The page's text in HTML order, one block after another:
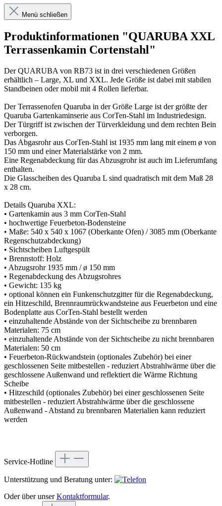
Menü schließen
Produktinformationen "QUARUBA XXL
Terrassenkamin Cortenstahl"
Der QUARUBA von RB73 ist in drei verschiedenen Größen
erhältlich – Large, XL und XXL. Jede Größe ist dabei mit stabilen
Standbeinen oder mobil mit 4 Rollen lieferbar.
Der Terrassenofen Quaruba in der Größe Large ist der größte der
Quaruba Gartenkaminserie aus CorTen-Stahl im Industriedesign.
Der Türgriff ist zwischen der Türverkleidung und dem rechten Bein
verborgen.
Das Abgasrohr aus CorTen-Stahl ist 1935 mm lang mit einem ø von
150 mm und einer Materialstärke von 2 mm.
Eine Regenabdeckung für das Abzusgrohr ist auch im Lieferumfang
enthalten.
Die Glasscheiben des Quaruba L sind quadratisch mit dem Maß 28
x 28 cm.
Details Quaruba XXL:
• Gartenkamin aus 3 mm CorTen-Stahl
• hochwertige Feuerbeton-Bodensteine
• Maße: 540 x 540 x 1067 (Oberkante Ofen) / 3085 mm (Oberkante
Regenschutzabdeckung)
• Sichtscheiben Luftgespült
• Brennstoff: Holz
• Abzugsrohr 1935 mm / ø 150 mm
• Regenabdeckung des Abzugsrohres
• Gewicht: 135 kg
• optional können ein Funkenschutzgitter für die Regenabdeckung,
ein Hitzeschild, Brennraumrückwandsteine aus Feuerbeton und eine
Bodenplatte aus CorTen-Stahl bestellt werden
• einzuhaltende Abstände von der Sichtscheibe zu brennbaren
Materialen: 75 cm
• einzuhaltende Abstände von der Sichtscheibe zu nicht brennbaren
Materialen: 50 cm
• Feuerbeton-Rückwandstein (optionales Zubehör) bei einer
geschlossenen Seite mitbestellen - reduziert Abstrahlwärme über die
geschlossene Außenwand und reflektiert die Wärme Richtung
Scheibe
• Hitzeschild (optionales Zubehör) bei einer geschlossenen Seite
mitbestellen - reduziert Abstrahlwärme über die geschlossene
Außenwand - Abstand zu brennbaren Materialien kann reduziert
werden
Service-Hotline
Unterstützung und Beratung unter:
Oder über unserKontaktformular.